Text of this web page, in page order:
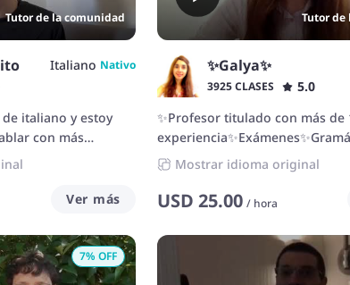
las necesidades de cada estudiante.
azafata de vuelo, he aprendido
comunicarme con claridad y a
otras culturas. Enseño de
dinámica, adaptándome a las
de cada estudiante.
Tutor de la comunidad
Italiano Nativo
italiano y estoy
con más
Ver más
Tutor de
✨Galya✨
3925 CLASES
5.0
✨Profesor titulado con más de
Mostrar idioma original
USD 25.00 / hora
7% OFF